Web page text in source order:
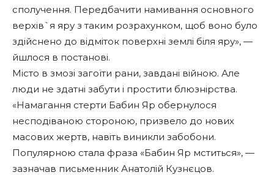
сполучення. Передбачити намивання основного
верхів`я яру з таким розрахунком, щоб воно було
здійснено до відміток поверхні землі біля яру», —
йшлося в постанові.
Місто в змозі загоїти рани, завдані війною. Але
люди не здатні забути і простити блюзнірства.
«Намагання стерти Бабин Яр обернулося
несподіваною стороною, призвело до нових
масових жертв, навіть виникли забобони.
Популярною стала фраза «Бабин Яр мститься», —
зазначав письменник Анатолій Кузнєцов.